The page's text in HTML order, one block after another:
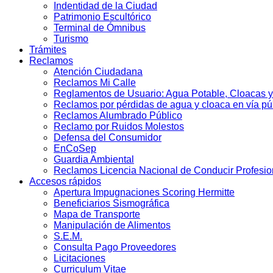
Indentidad de la Ciudad
Patrimonio Escultórico
Terminal de Ómnibus
Turismo
Trámites
Reclamos
Atención Ciudadana
Reclamos Mi Calle
Reglamentos de Usuario: Agua Potable, Cloacas
Reclamos por pérdidas de agua y cloaca en vía
Reclamos Alumbrado Público
Reclamo por Ruidos Molestos
Defensa del Consumidor
EnCoSep
Guardia Ambiental
Reclamos Licencia Nacional de Conducir
Accesos rápidos
Apertura Impugnaciones Scoring Hermitte
Beneficiarios Sismográfica
Mapa de Transporte
Manipulación de Alimentos
S.E.M.
Consulta Pago Proveedores
Licitaciones
Curriculum Vitae